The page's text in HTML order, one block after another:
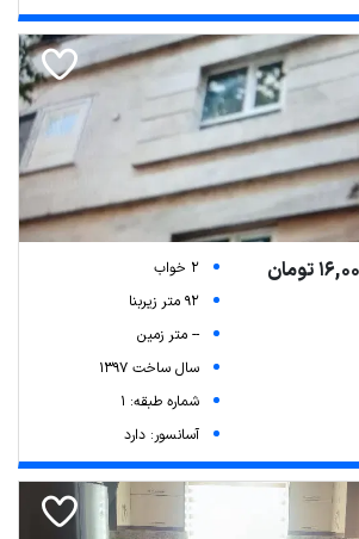
2 خواب
92 متر زیربنا
-- متر زمین
سال ساخت 1397
شماره طبقه: 1
آسانسور: دارد